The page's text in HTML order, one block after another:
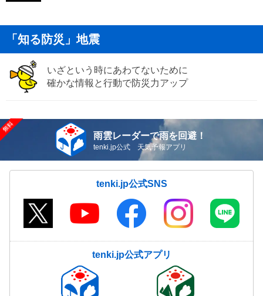
「知る防災」地震
いざという時にあわてないために
確かな情報と行動で防災力アップ
雨雲レーダーで雨を回避！
tenki.jp公式 天気予報アプリ
tenki.jp公式SNS
tenki.jp公式アプリ